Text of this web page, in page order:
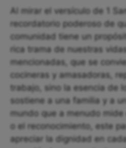
Al mirar el versículo de 1
recordatorio poderoso de
comunidad tiene un
rica trama de nuestras
mencionadas, que se
cocineras y amasadoras,
trabajo, sino la esencia de
sostiene a una familia y a
mundo que a menudo
o el reconocimiento, este
apreciar la dignidad en